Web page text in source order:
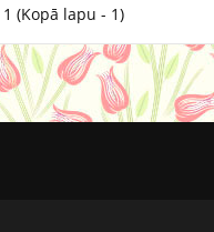
(Kopā lapu - 1)